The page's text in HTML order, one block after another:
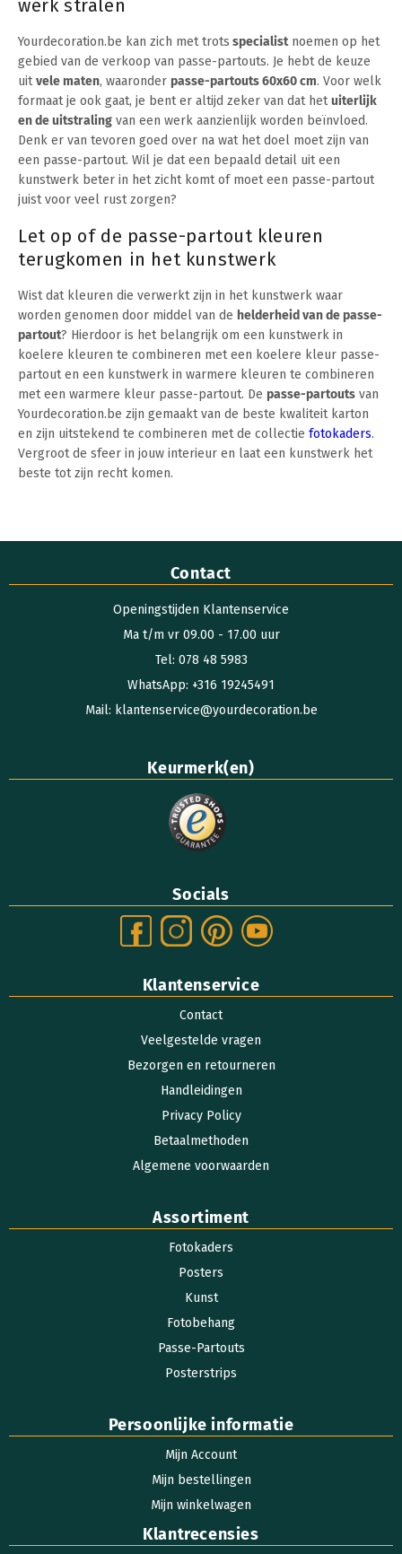
werk stralen
Yourdecoration.be kan zich met trots specialistnoemen op het
gebied van de verkoop van passe-partouts. Je hebt de keuze
uitvele maten, waaronder passe-partouts 60x60 cm. Voor welk
formaat je ook gaat, je bent er altijd zeker van dat hetuiterlijk
en de uitstraling van een werk aanzienlijk worden beïnvloed.
Denk er van tevoren goed over na wat het doel moet zijn van
een passe-partout. Wil je dat een bepaald detail uit een
kunstwerk beter in het zicht komt of moet een passe-partout
juist voor veel rust zorgen?
Let op of de passe-partout kleuren
terugkomen in het kunstwerk
Wist dat kleuren die verwerkt zijn in het kunstwerk waar
worden genomen door middel van de helderheid van de passe-
partout? Hierdoor is het belangrijk om een kunstwerk in
koelere kleuren te combineren met een koelere kleur passe-
partout en een kunstwerk in warmere kleuren te combineren
met een warmere kleur passe-partout. De passe-partouts van
Yourdecoration.be zijn gemaakt van de beste kwaliteit karton
en zijn uitstekend te combineren met de collectie fotokaders.
Vergroot de sfeer in jouw interieur en laat een kunstwerk het
beste tot zijn recht komen.
Contact
Openingstijden Klantenservice
Ma t/m vr 09.00 - 17.00 uur
Tel: 078 48 5983
WhatsApp: +316 19245491
Mail: klantenservice@yourdecoration.be
Keurmerk(en)
Socials
Klantenservice
Contact
Veelgestelde vragen
Bezorgen en retourneren
Handleidingen
Privacy Policy
Betaalmethoden
Algemene voorwaarden
Assortiment
Fotokaders
Posters
Kunst
Fotobehang
Passe-Partouts
Posterstrips
Persoonlijke informatie
Mijn Account
Mijn bestellingen
Mijn winkelwagen
Klantrecensies